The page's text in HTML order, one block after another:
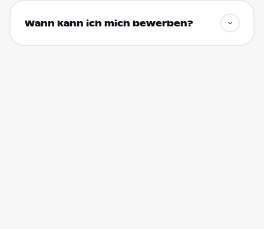
Wann kann ich mich bewerben?